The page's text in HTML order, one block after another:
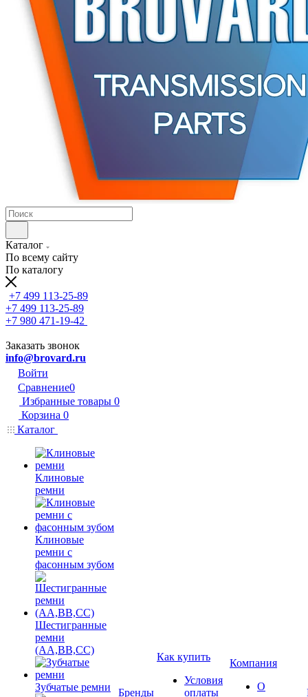
Каталог
По всему сайту
По каталогу
+7 499 113-25-89
+7 499 113-25-89
+7 980 471-19-42
Заказать звонок
info@brovard.ru
Войти
Сравнение0
Избранные товары 0
Корзина 0
Каталог
Клиновые
ремни
Клиновые
ремни с
фасонным зубом
Шестигранные
ремни
(AA,BB,CC)
Зубчатые ремни Бренды
Как купить
Условия
оплаты
Компания
О